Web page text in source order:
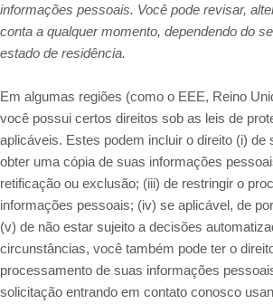
informações pessoais. Você pode revisar,
conta a qualquer momento, dependendo do
estado de residência.
Em algumas regiões (como o EEE, Reino
você possui certos direitos sob as leis de
aplicáveis. Estes podem incluir o direito (i) de
obter uma cópia de suas informações
retificação ou exclusão; (iii) de restringir o
informações pessoais; (iv) se aplicável, de
(v) de não estar sujeito a decisões
circunstâncias, você também pode ter o
processamento de suas informações
solicitação entrando em contato conosco